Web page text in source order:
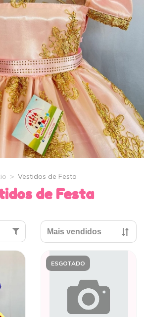
> Vestidos de Festa
de Festa
ESGOTADO